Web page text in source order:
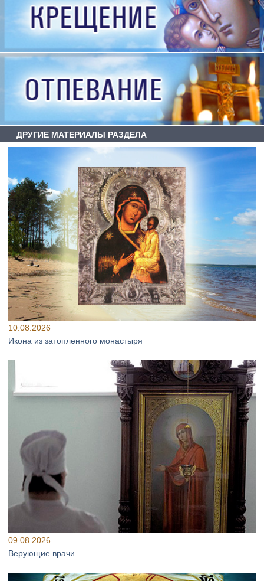
ДРУГИЕ МАТЕРИАЛЫ РАЗДЕЛА
10.08.2026
Икона из затопленного монастыря
09.08.2026
Верующие врачи